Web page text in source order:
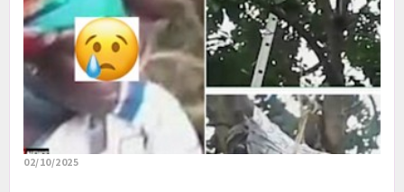
02/10/2025